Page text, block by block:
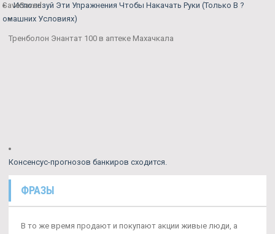
Используй Эти Упражнения Чтобы Накачать Руки (Только В ?
омашних Условиях)
SaveSaved
Тренболон Энантат 100 в аптеке Махачкала
Консенсус-прогнозов банкиров сходится.
ФРАЗЫ
В то же время продают и покупают акции живые люди, а